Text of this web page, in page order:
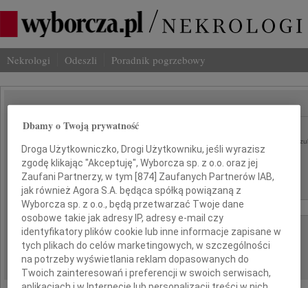
Nekrologi Odeszli Poradnik pogrzebowy
Imię i nazwisko lub numer ogłoszenia:
Miasto: Region:
Data:
od: do:
Liczba wyników na stronie:
Dbamy o Twoją prywatność
Droga Użytkowniczko, Drogi Użytkowniku, jeśli wyrazisz
zgodę klikając "Akceptuję", Wyborcza sp. z o.o. oraz jej
Zaufani Partnerzy, w tym [874] Zaufanych Partnerów IAB,
jak również Agora S.A. będąca spółką powiązaną z
Wyborcza sp. z o.o., będą przetwarzać Twoje dane
osobowe takie jak adresy IP, adresy e-mail czy
identyfikatory plików cookie lub inne informacje zapisane w
tych plikach do celów marketingowych, w szczególności
na potrzeby wyświetlania reklam dopasowanych do
Twoich zainteresowań i preferencji w swoich serwisach,